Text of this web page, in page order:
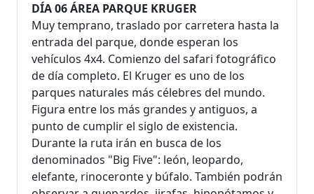
DÍA 06 ÁREA PARQUE KRUGER
Muy temprano, traslado por carretera hasta la
entrada del parque, donde esperan los
vehículos 4x4. Comienzo del safari fotográfico
de día completo. El Kruger es uno de los
parques naturales más célebres del mundo.
Figura entre los más grandes y antiguos, a
punto de cumplir el siglo de existencia.
Durante la ruta irán en busca de los
denominados "Big Five": león, leopardo,
elefante, rinoceronte y búfalo. También podrán